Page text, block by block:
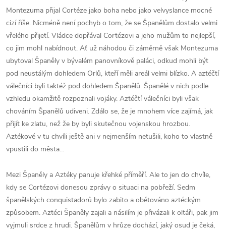
Montezuma přijal Cortéze jako boha nebo jako velvyslance mocné
cizí říše. Nicméně není pochyb o tom, že se Španělům dostalo velmi
vřelého přijetí. Vládce dopřával Cortézovi a jeho mužům to nejlepší,
co jim mohl nabídnout. Ať už náhodou či záměrně však Montezuma
ubytoval Španěly v bývalém panovníkově paláci, odkud mohli být
pod neustálým dohledem Orlů, kteří měli areál velmi blízko. A aztéčtí
válečníci byli taktéž pod dohledem Španělů. Španělé v nich podle
vzhledu okamžitě rozpoznali vojáky. Aztéčtí válečníci byli však
chováním Španělů udiveni. Zdálo se, že je mnohem více zajímá, jak
přijít ke zlatu, než že by byli skutečnou vojenskou hrozbou.
Aztékové v tu chvíli ještě ani v nejmenším netušili, koho to vlastně
vpustili do města…
Mezi Španěly a Aztéky panuje křehké příměří. Ale to jen do chvíle,
kdy se Cortézovi donesou zprávy o situaci na pobřeží. Sedm
španělských conquistadorů bylo zabito a obětováno aztéckým
způsobem. Aztéci Španěly zajali a násilím je přivázali k oltáři, pak jim
vyjmuli srdce z hrudi. Španělům v hrůze dochází, jaký osud je čeká,